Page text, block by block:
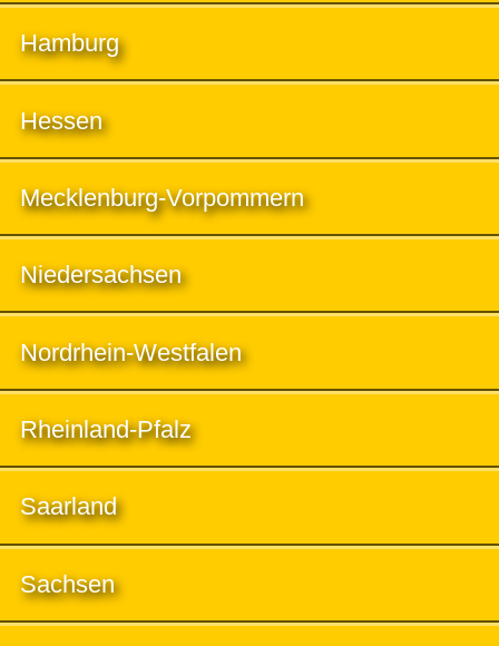
Hamburg
Hessen
Mecklenburg-Vorpommern
Niedersachsen
Nordrhein-Westfalen
Rheinland-Pfalz
Saarland
Sachsen